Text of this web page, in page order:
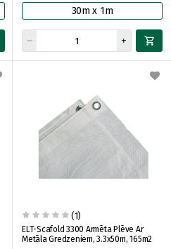
30m x 1m
(1)
ELT-Scafold 3300 Armēta Plēve Ar
Metāla Gredzeniem, 3.3x50m, 165m2